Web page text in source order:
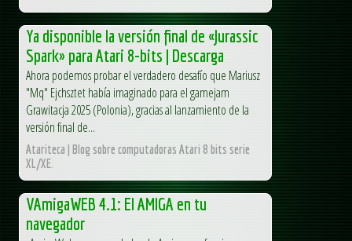
Ya disponible la versión final de «Jurassic
Spark» para Atari 8-bits | Descarga
Ahora podemos probar el verdadero desafío que Mariusz
"Mq" Ejchsztet había imaginado para el gamejam
Grawitacja 2025 (Polonia), gracias al lanzamiento de la
versión final de...
Atariteca | Blog sobre computadoras Atari 8 bits serie
XL/XE.
VAmigaWEB 4.1: El AMIGA en tu
navegador